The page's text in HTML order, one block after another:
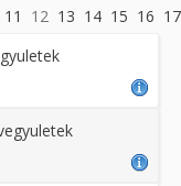
11 12 13 14 15 16 17